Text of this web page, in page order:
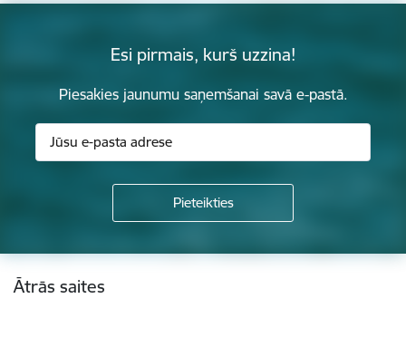
Esi pirmais, kurš uzzina!
Piesakies jaunumu saņemšanai savā e-pastā.
Kājene
Ātrās saites